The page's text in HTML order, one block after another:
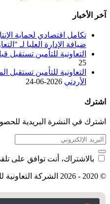
آخر الأخبار
تكامل اقتصادي لحماية
ضيافة الإدارة العليا لـ
التعاونية للتأمين تستقبل
25
التعاونية للتأمين تستقبل
الأردني 2026-06-24
اشترك
اشترك في النشرة البريدية
بالاشتراك، أنت توافق على
© 2020 - 2026 الشركة التعاونية للتأمين. جميع الحقوق محفوظة.